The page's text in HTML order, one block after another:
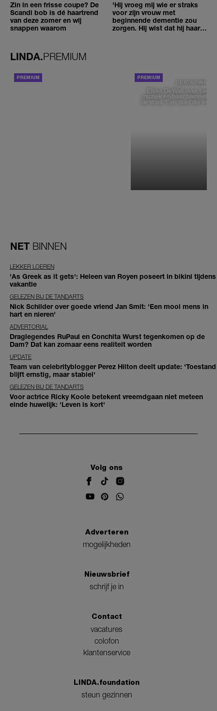
Zin in een frisse coupe? De
Scandi bob is dé haartrend
van deze zomer en wij
snappen waarom
'Hij vroeg mij wie er straks
voor zijn vrouw met
beginnende dementie zou
zorgen. Hij wist dat hij haar
LINDA.PREMIUM
DE STAD VAN
Elske DeWall over
muziek en haar favoriete
de stad: 'Een stad die
NET BINNEN
LEKKER LOEREN
'As Greek as it gets': Heleen van Royen poseert in bikini tijdens
vakantie
GELEZEN BIJ DE TANDARTS
Nick Schilder over goede vriend Jan Smit: 'Een mooi mens in
hart en nieren'
ADVERTORIAL
Draglegendes RuPaul en Conchita Wurst tegenkomen op de
Dam? Dat kan zomaar eens realiteit worden
UPDATE
Team van celebrityblogger Perez Hilton deelt update: 'Toestand
blijft ernstig, maar stabiel'
GELEZEN BIJ DE TANDARTS
Voor actrice Ricky Koole betekent vreemdgaan niet meteen
einde huwelijk: 'Leven is kort'
Volg ons
Adverteren
mogelijkheden
Nieuwsbrief
schrijf je in
Contact
vacatures
colofon
klantenservice
LINDA.foundation
steun gezinnen